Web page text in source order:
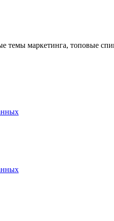
темы маркетинга, топовые